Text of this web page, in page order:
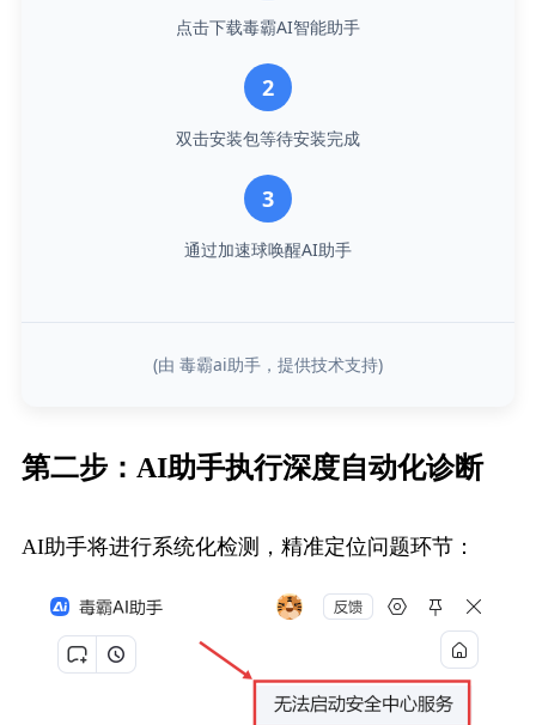
点击下载毒霸AI智能助手
2
双击安装包等待安装完成
3
通过加速球唤醒AI助手
(由 毒霸ai助手，提供技术支持)
第二步：AI助手执行深度自动化诊断
AI助手将进行系统化检测，精准定位问题环节：